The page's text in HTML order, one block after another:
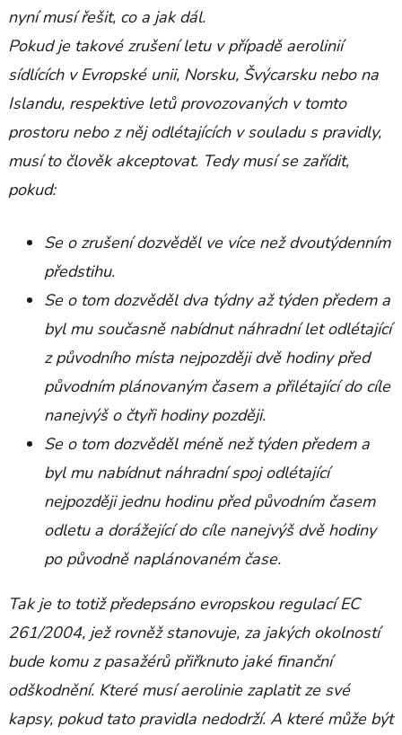
nyní musí řešit, co a jak dál.
Pokud je takové zrušení letu v případě aerolinií
sídlících v Evropské unii, Norsku, Švýcarsku nebo na
Islandu, respektive letů provozovaných v tomto
prostoru nebo z něj odlétajících v souladu s pravidly,
musí to člověk akceptovat. Tedy musí se zařídit,
pokud:
Se o zrušení dozvěděl ve více než dvoutýdenním
předstihu.
Se o tom dozvěděl dva týdny až týden předem a
byl mu současně nabídnut náhradní let odlétající
z původního místa nejpozději dvě hodiny před
původním plánovaným časem a přilétající do cíle
nanejvýš o čtyři hodiny později.
Se o tom dozvěděl méně než týden předem a
byl mu nabídnut náhradní spoj odlétající
nejpozději jednu hodinu před původním časem
odletu a dorážející do cíle nanejvýš dvě hodiny
po původně naplánovaném čase.
Tak je to totiž předepsáno evropskou regulací EC
261/2004, jež rovněž stanovuje, za jakých okolností
bude komu z pasažérů přiřknuto jaké finanční
odškodnění. Které musí aerolinie zaplatit ze své
kapsy, pokud tato pravidla nedodrží. A které může být